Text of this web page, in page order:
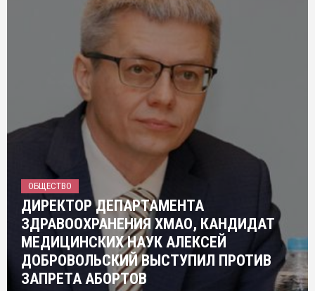
ОБЩЕСТВО
ДИРЕКТОР ДЕПАРТАМЕНТА
ЗДРАВООХРАНЕНИЯ ХМАО, КАНДИДАТ
МЕДИЦИНСКИХ НАУК АЛЕКСЕЙ
ДОБРОВОЛЬСКИЙ ВЫСТУПИЛ ПРОТИВ
ЗАПРЕТА АБОРТОВ